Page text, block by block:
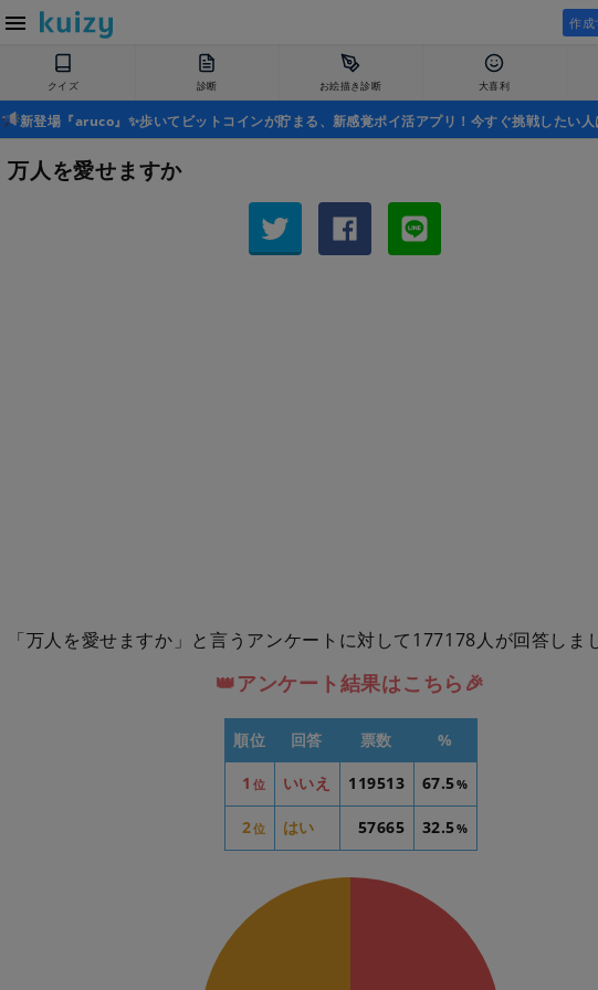
作成
クイズ 診断 お絵描き診断 大喜利
新登場『aruco』✨歩いてビットコインが貯まる、新感覚ポイ活アプリ！今すぐ挑戦したい人
万人を愛せますか
「万人を愛せますか」と言うアンケートに対して177178人が回答しま
👑アンケート結果はこちら🎉
順位 回答 票数 %
1 位 いいえ 119513 67.5%
2位 はい 57665 32.5%